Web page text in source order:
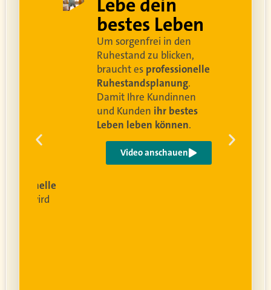
wird
Lebe dein
bestes Leben
Um sorgenfrei in den
Ruhestand zu blicken,
braucht es professionelle
Ruhestandsplanung.
Damit Ihre Kundinnen
und Kunden ihr bestes
Leben leben können.
Video anschauen